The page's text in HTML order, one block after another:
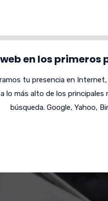
en los primeros
tu presencia en
lo más alto de los principales
búsqueda. Google, Yahoo,